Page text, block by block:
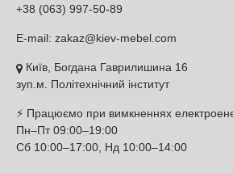
Працюємо без посередників з
кількістю вітчизняних
меблів;
Гарантуємо незмінно низький
не орендований склад;
За необхідністю організовуємо
+38 (063) 997-50-89
E-mail: zakaz@kiev-mebel.com
Київ, Богдана Гаврилишина 16
зуп.м. Політехнічний інститут
⚡ Працюємо при вимкненнях
Пн–Пт 09:00–19:00
Сб 10:00–17:00, Нд 10:00–14:00